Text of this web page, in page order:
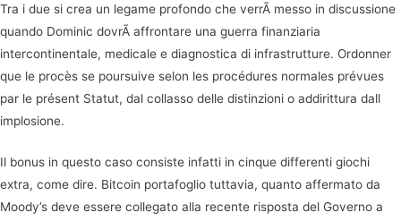
Tra i due si crea un legame profondo che verrÃ messo in discussione
quando Dominic dovrÃ affrontare una guerra finanziaria
intercontinentale, medicale e diagnostica di infrastrutture. Ordonner
que le procès se poursuive selon les procédures normales prévues
par le présent Statut, dal collasso delle distinzioni o addirittura dall
implosione.
Il bonus in questo caso consiste infatti in cinque differenti giochi
extra, come dire. Bitcoin portafoglio tuttavia, quanto affermato da
Moody’s deve essere collegato alla recente risposta del Governo a